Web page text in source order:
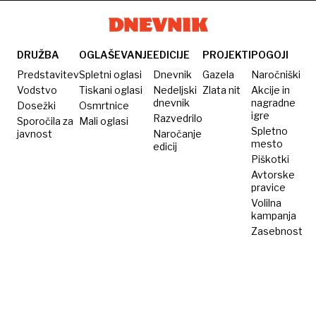
pripeljal
mož,
tam jo
je
zabodla
zasede,
njeno
truplo
našla
oče in
brat
DRUŽBA
Predstavitev
Vodstvo
Dosežki
Sporočila za
javnost
OGLAŠEVANJE
Spletni oglasi
Tiskani oglasi
Osmrtnice
Mali oglasi
EDICIJE
Dnevnik
Nedeljski
dnevnik
Razvedrilo
Naročanje
edicij
PROJEKTI
Gazela
Zlata nit
POGOJI
Naročniški
Akcije in
nagradne
igre
Spletno
mesto
Piškotki
Avtorske
pravice
Volilna
kampanja
Zasebnost